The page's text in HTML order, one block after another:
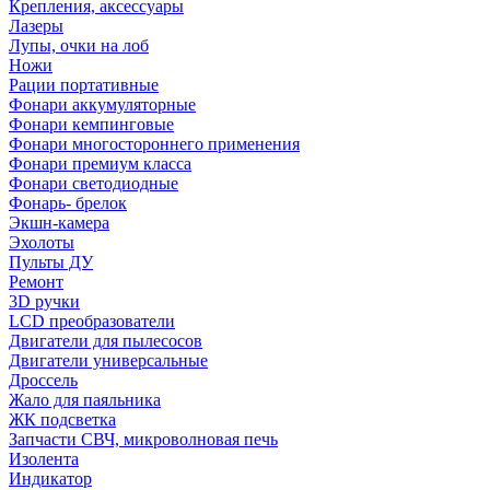
Крепления, аксессуары
Лазеры
Лупы, очки на лоб
Ножи
Рации портативные
Фонари аккумуляторные
Фонари кемпинговые
Фонари многостороннего применения
Фонари премиум класса
Фонари светодиодные
Фонарь- брелок
Экшн-камера
Эхолоты
Пульты ДУ
Ремонт
3D ручки
LCD преобразователи
Двигатели для пылесосов
Двигатели универсальные
Дроссель
Жало для паяльника
ЖК подсветка
Запчасти СВЧ, микроволновая печь
Изолента
Индикатор